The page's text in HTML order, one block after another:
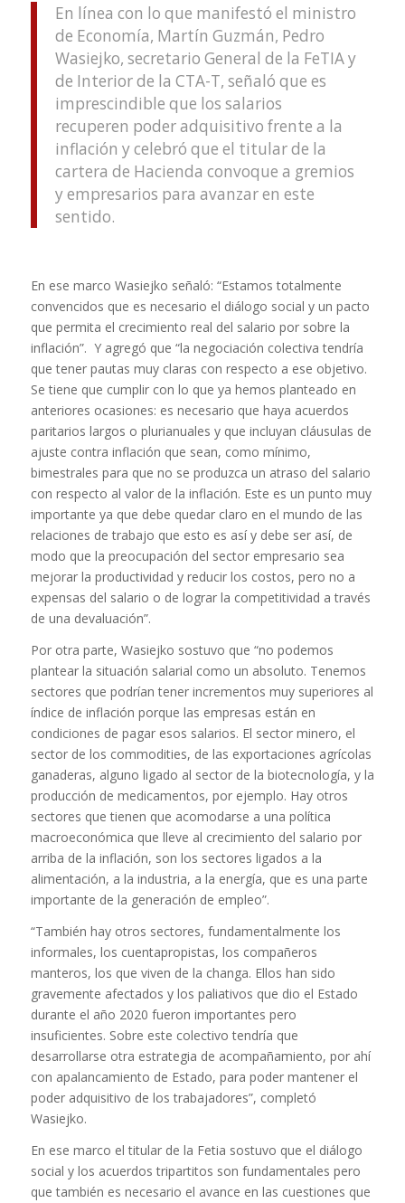
En línea con lo que manifestó el ministro
de Economía, Martín Guzmán, Pedro
Wasiejko, secretario General de la FeTIA y
de Interior de la CTA-T, señaló que es
imprescindible que los salarios
recuperen poder adquisitivo frente a la
inflación y celebró que el titular de la
cartera de Hacienda convoque a gremios
y empresarios para avanzar en este
sentido.
En ese marco Wasiejko señaló: “Estamos totalmente
convencidos que es necesario el diálogo social y un pacto
que permita el crecimiento real del salario por sobre la
inflación”. Y agregó que “la negociación colectiva tendría
que tener pautas muy claras con respecto a ese objetivo.
Se tiene que cumplir con lo que ya hemos planteado en
anteriores ocasiones: es necesario que haya acuerdos
paritarios largos o plurianuales y que incluyan cláusulas de
ajuste contra inflación que sean, como mínimo,
bimestrales para que no se produzca un atraso del salario
con respecto al valor de la inflación. Este es un punto muy
importante ya que debe quedar claro en el mundo de las
relaciones de trabajo que esto es así y debe ser así, de
modo que la preocupación del sector empresario sea
mejorar la productividad y reducir los costos, pero no a
expensas del salario o de lograr la competitividad a través
de una devaluación”.
Por otra parte, Wasiejko sostuvo que “no podemos
plantear la situación salarial como un absoluto. Tenemos
sectores que podrían tener incrementos muy superiores al
índice de inflación porque las empresas están en
condiciones de pagar esos salarios. El sector minero, el
sector de los commodities, de las exportaciones agrícolas
ganaderas, alguno ligado al sector de la biotecnología, y la
producción de medicamentos, por ejemplo. Hay otros
sectores que tienen que acomodarse a una política
macroeconómica que lleve al crecimiento del salario por
arriba de la inflación, son los sectores ligados a la
alimentación, a la industria, a la energía, que es una parte
importante de la generación de empleo”.
“También hay otros sectores, fundamentalmente los
informales, los cuentapropistas, los compañeros
manteros, los que viven de la changa. Ellos han sido
gravemente afectados y los paliativos que dio el Estado
durante el año 2020 fueron importantes pero
insuficientes. Sobre este colectivo tendría que
desarrollarse otra estrategia de acompañamiento, por ahí
con apalancamiento de Estado, para poder mantener el
poder adquisitivo de los trabajadores”, completó
Wasiejko.
En ese marco el titular de la Fetia sostuvo que el diálogo
social y los acuerdos tripartitos son fundamentales pero
que también es necesario el avance en las cuestiones que